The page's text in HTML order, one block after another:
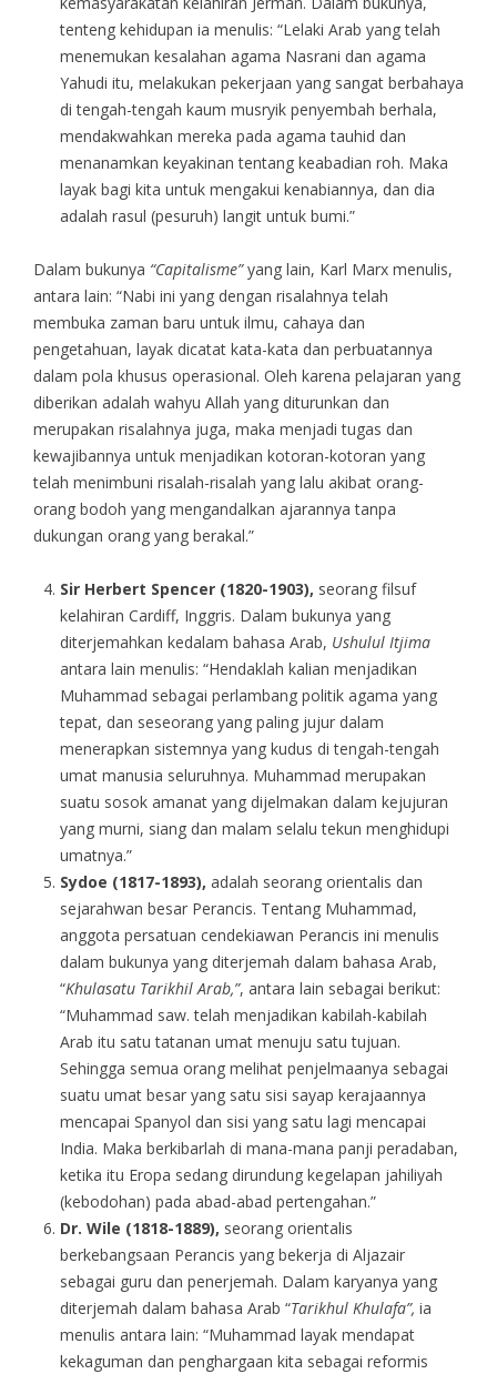
tenteng kehidupan ia menulis: “Lelaki Arab yang telah
menemukan kesalahan agama Nasrani dan agama
Yahudi itu, melakukan pekerjaan yang sangat berbahaya
di tengah-tengah kaum musryik penyembah berhala,
mendakwahkan mereka pada agama tauhid dan
menanamkan keyakinan tentang keabadian roh. Maka
layak bagi kita untuk mengakui kenabiannya, dan dia
adalah rasul (pesuruh) langit untuk bumi.”
Dalam bukunya “Capitalisme”yang lain, Karl Marx menulis,
antara lain: “Nabi ini yang dengan risalahnya telah
membuka zaman baru untuk ilmu, cahaya dan
pengetahuan, layak dicatat kata-kata dan perbuatannya
dalam pola khusus operasional. Oleh karena pelajaran yang
diberikan adalah wahyu Allah yang diturunkan dan
merupakan risalahnya juga, maka menjadi tugas dan
kewajibannya untuk menjadikan kotoran-kotoran yang
telah menimbuni risalah-risalah yang lalu akibat orang-
orang bodoh yang mengandalkan ajarannya tanpa
dukungan orang yang berakal.”
Sir Herbert Spencer (1820-1903), seorang filsuf
kelahiran Cardiff, Inggris. Dalam bukunya yang
diterjemahkan kedalam bahasa Arab, Ushulul Itjima
antara lain menulis: “Hendaklah kalian menjadikan
Muhammad sebagai perlambang politik agama yang
tepat, dan seseorang yang paling jujur dalam
menerapkan sistemnya yang kudus di tengah-tengah
umat manusia seluruhnya. Muhammad merupakan
suatu sosok amanat yang dijelmakan dalam kejujuran
yang murni, siang dan malam selalu tekun menghidupi
umatnya.”
Sydoe (1817-1893), adalah seorang orientalis dan
sejarahwan besar Perancis. Tentang Muhammad,
anggota persatuan cendekiawan Perancis ini menulis
dalam bukunya yang diterjemah dalam bahasa Arab,
“Khulasatu Tarikhil Arab,”, antara lain sebagai berikut:
“Muhammad saw. telah menjadikan kabilah-kabilah
Arab itu satu tatanan umat menuju satu tujuan.
Sehingga semua orang melihat penjelmaanya sebagai
suatu umat besar yang satu sisi sayap kerajaannya
mencapai Spanyol dan sisi yang satu lagi mencapai
India. Maka berkibarlah di mana-mana panji peradaban,
ketika itu Eropa sedang dirundung kegelapan jahiliyah
(kebodohan) pada abad-abad pertengahan.”
Dr. Wile (1818-1889), seorang orientalis
berkebangsaan Perancis yang bekerja di Aljazair
sebagai guru dan penerjemah. Dalam karyanya yang
diterjemah dalam bahasa Arab “Tarikhul Khulafa”, ia
menulis antara lain: “Muhammad layak mendapat
kekaguman dan penghargaan kita sebagai reformis